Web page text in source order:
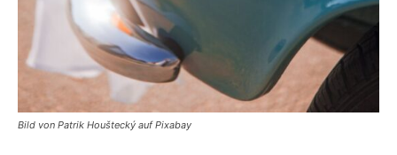
Bild von Patrik Houštecký auf Pixabay